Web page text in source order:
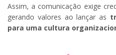
Assim, a comunicação exige
gerando valores ao lançar as
para uma cultura